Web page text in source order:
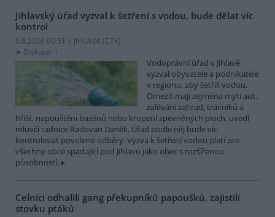
Jihlavský úřad vyzval k šetření s vodou, bude dělat víc
kontrol
6.8.2026 00:51 | JIHLAVA (ČTK)
Diskuse: 1
Vodoprávní úřad v Jihlavě
vyzval obyvatele a podnikatele
v regionu, aby šetřili vodou.
Omezit mají zejména mytí aut,
zalévání zahrad, trávníků a
hřišť, napouštění bazénů nebo kropení zpevněných ploch, uvedl
mluvčí radnice Radovan Daněk. Úřad podle něj bude víc
kontrolovat povolené odběry. Výzva k šetření vodou platí pro
všechny obce spadající pod Jihlavu jako obec s rozšířenou
působností.
Celníci odhalili gang překupníků papoušků, zajistili
stovku ptáků